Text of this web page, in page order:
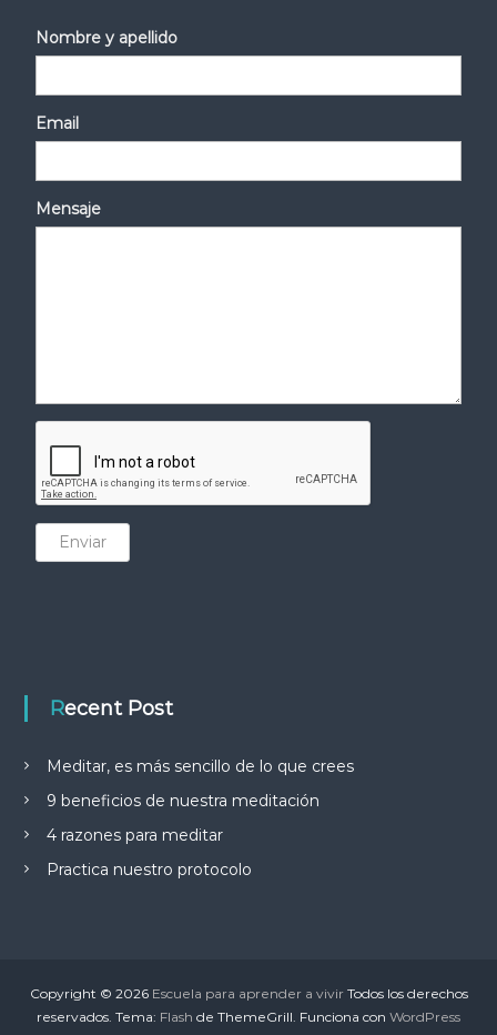
Nombre y apellido
Email
Mensaje
Enviar
Recent Post
Meditar, es más sencillo de lo que crees
9 beneficios de nuestra meditación
4 razones para meditar
Practica nuestro protocolo
Copyright © 2026 Escuela para aprender a vivirTodos los derechos
reservados. Tema: Flash de ThemeGrill. Funciona con WordPress